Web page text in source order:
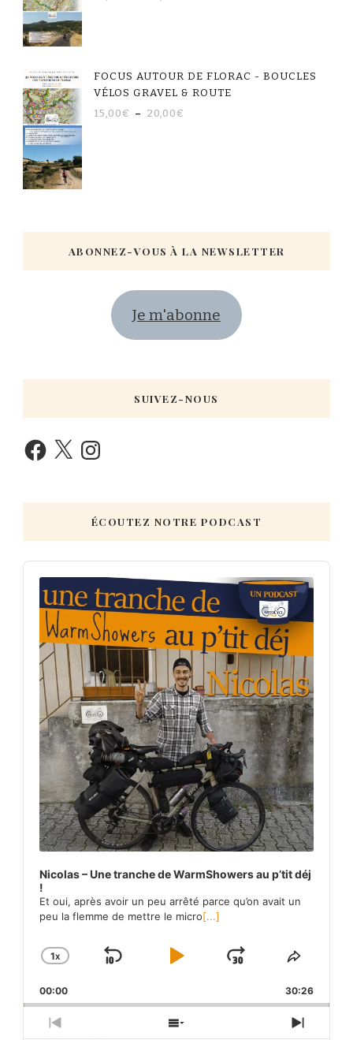
FOCUS AUTOUR DE FLORAC - BOUCLES
VÉLOS GRAVEL & ROUTE
15,00€ – 20,00€
ABONNEZ-VOUS À LA NEWSLETTER
Je m'abonne
SUIVEZ-NOUS
ÉCOUTEZ NOTRE PODCAST
Audio
Player
Nicolas – Une tranche de WarmShowers au p’tit déj
!
Et oui, après avoir un peu arrêté parce qu’on avait un
peu la flemme de mettre le micro[...]
CHANGE
RATE
1X
SKIP
PLAYJUMP
FORWARD
SHARE
00:00 30:26
PREVIOUS
SHOW
NEXT